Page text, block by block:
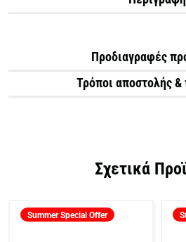
Προδιαγραφές
Τρόποι αποστολής
Σχετικά
Summer Special Offer